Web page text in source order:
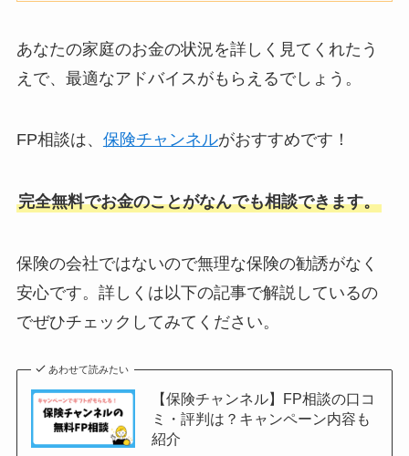
あなたの家庭のお金の状況を詳しく見てくれたう
えで、最適なアドバイスがもらえるでしょう。
FP相談は、 保険チャンネルがおすすめです！
完全無料でお金のことがなんでも相談できます。
保険の会社ではないので無理な保険の勧誘がなく
安心です。詳しくは以下の記事で解説しているの
でぜひチェックしてみてください。
あわせて読みたい
【保険チャンネル】FP相談の口コ
ミ・評判は？キャンペーン内容も
紹介